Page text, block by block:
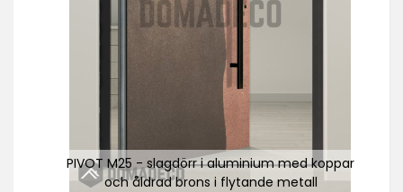
PIVOT M25 - slagdörr i aluminium med koppar
och åldrad brons i flytande metall